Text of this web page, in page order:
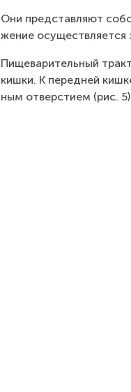
Они пред­став­ля­ют
же­ние осу­ществ­ля­ет­ся
Пи­ще­ва­ри­тель­ный
кишки. К пе­ред­ней
ным от­вер­сти­ем (рис.